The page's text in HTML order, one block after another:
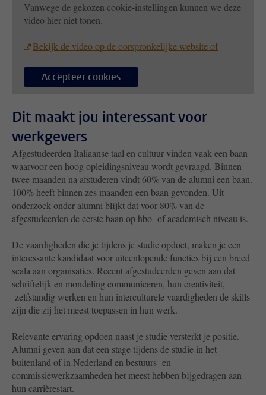
Vanwege de gekozen cookie-instellingen kunnen we deze
video hier niet tonen.
Bekijk de video op de oorspronkelijke website of
Accepteer cookies
Dit maakt jou interessant voor
werkgevers
Afgestudeerden Italiaanse taal en cultuur vinden vaak een baan
waarvoor een hoog opleidingsniveau wordt gevraagd. Binnen
twee maanden na afstuderen vindt60% van de alumni een baan.
100% heeft binnen zes maanden een baan gevonden. Uit
onderzoek onder alumni blijkt dat voor 80% van de
afgestudeerden de eerste baan op hbo- of academisch niveau is.
De vaardigheden die je tijdens je studie opdoet, maken je een
interessante kandidaat voor uiteenlopende functies bij een breed
scala aan organisaties. Recent afgestudeerden geven aan dat
schriftelijk en mondeling communiceren, hun creativiteit,
zelfstandig werken en hun interculturele vaardigheden de skills
zijn die zij het meest toepassen in hun werk.
Relevante ervaring opdoen naast je studie versterkt je positie.
Alumni geven aan dat een stage tijdens de studie in het
buitenland of in Nederland en bestuurs- en
commissiewerkzaamheden het meest hebben bijgedragen aan
hun carrièrestart.